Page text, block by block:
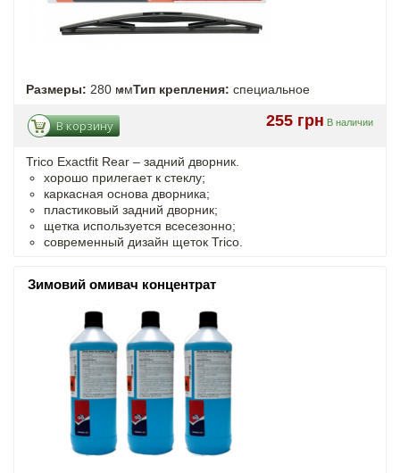
Размеры: 280 ммТип крепления: специальное
255 грн В наличии
В корзину
Trico Exactfit Rear – задний дворник.
хорошо прилегает к стеклу;
каркасная основа дворника;
пластиковый задний дворник;
щетка используется всесезонно;
современный дизайн щеток Trico.
Зимовий омивач концентрат